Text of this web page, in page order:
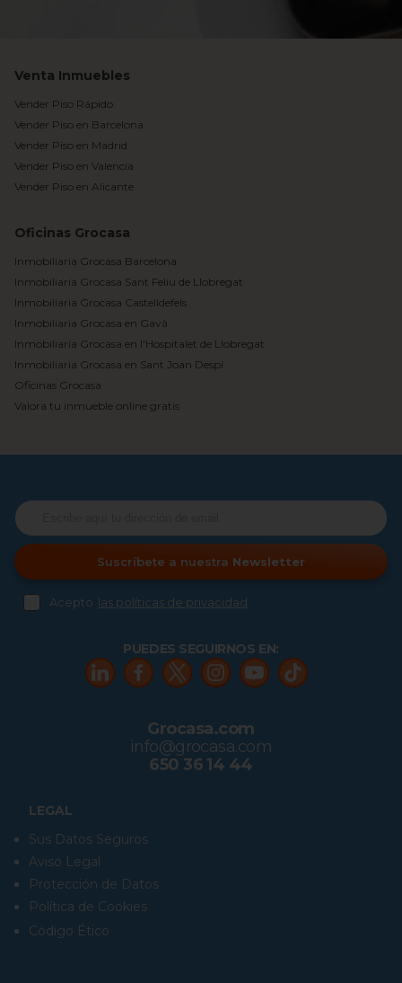
Venta Inmuebles
Vender Piso Rápido
Vender Piso en Barcelona
Vender Piso en Madrid
Vender Piso en Valencia
Vender Piso en Alicante
Oficinas Grocasa
Inmobiliaria Grocasa Barcelona
Inmobiliaria Grocasa Sant Feliu de Llobregat
Inmobiliaria Grocasa Castelldefels
Inmobiliaria Grocasa en Gavà
Inmobiliaria Grocasa en l'Hospitalet de Llobregat
Inmobiliaria Grocasa en Sant Joan Despí
Oficinas Grocasa
Valora tu inmueble online gratis
Suscríbete a nuestra Newsletter
Acepto las políticas de privacidad
LEGAL
Sus Datos Seguros
Aviso Legal
Protección de Datos
Política de Cookies
Código Ético
PUEDES SEGUIRNOS EN:
Grocasa.com
info@grocasa.com
650 36 14 44